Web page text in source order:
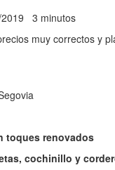
3 minutos
muy correctos y
toques renovados
cochinillo y